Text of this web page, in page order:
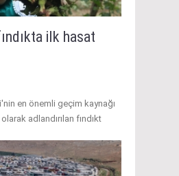
ilk hasat
en önemli geçim kaynağı
adlandırılan fındıkt